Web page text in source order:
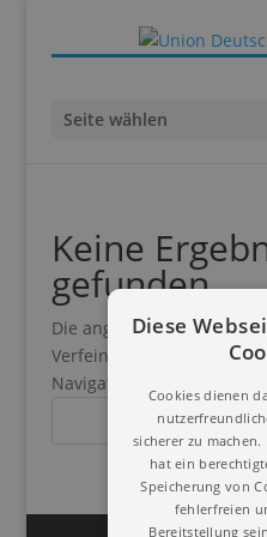
Seite wählen
Keine
gefunden
Die angefragte Seite
Verfeinern Sie Ihre Suche
Navigation oben, um den
Diese
Cookies dienen
sicherer zu
hat ein
Speicherung von
fehlerfreien
Bereitstellung